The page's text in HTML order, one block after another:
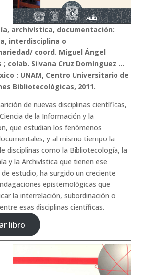
archivística, documentación:
interdisciplina o
coord. Miguel Ángel
; colab. Silvana Cruz Domínguez …
: UNAM, Centro Universitario de
Bibliotecológicas, 2011.
de nuevas disciplinas científicas,
de la Información y la
que estudian los fenómenos
y al mismo tiempo la
disciplinas como la Bibliotecología, la
y la Archivística que tienen ese
estudio, ha surgido un creciente
epistemológicas que
la interrelación, subordinación o
esas disciplinas científicas.
libro